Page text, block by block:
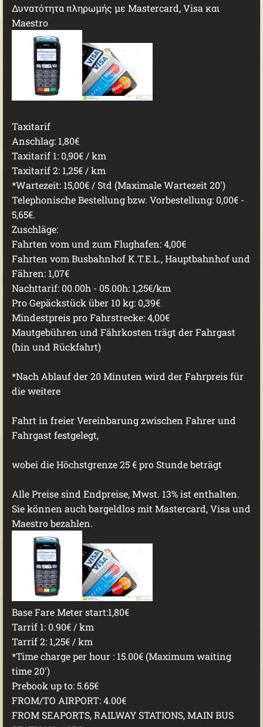
Δυνατότητα πληρωμής με Mastercard, Visa και
Maestro
Taxitarif
Anschlag: 1,80€
Taxitarif 1: 0,90€ / km
Taxitarif 2: 1,25€ / km
*Wartezeit: 15,00€ / Std (Maximale Wartezeit 20')
Telephonische Bestellung bzw. Vorbestellung: 0,00€ -
5,65€.
Zuschläge:
Fahrten vom und zum Flughafen: 4,00€
Fahrten vom Busbahnhof K.T.E.L., Hauptbahnhof und
Fähren: 1,07€
Nachttarif: 00.00h - 05.00h: 1,25€/km
Pro Gepäckstück über 10 kg: 0,39€
Mindestpreis pro Fahrstrecke: 4,00€
Mautgebühren und Fährkosten trägt der Fahrgast
(hin und Rückfahrt)
*Nach Ablauf der 20 Minuten wird der Fahrpreis für
die weitere
Fahrt in freier Vereinbarung zwischen Fahrer und
Fahrgast festgelegt,
wobei die Höchstgrenze 25 € pro Stunde beträgt
Alle Preise sind Endpreise, Mwst. 13% ist enthalten.
Sie können auch bargeldlos mit Mastercard, Visa und
Maestro bezahlen.
Base Fare Meter start:1,80€
Tarrif 1: 0.90€ / km
Tarrif 2: 1,25€ / km
*Time charge per hour : 15.00€ (Maximum waiting
time 20')
Prebook up to: 5.65€
FROM/TO AIRPORT: 4.00€
FROM SEAPORTS, RAILWAY STATIONS, MAIN BUS